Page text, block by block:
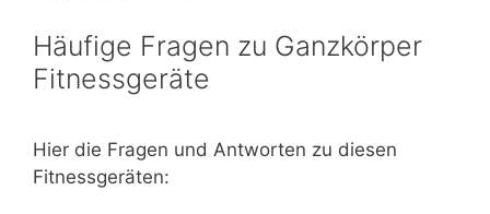
Häufige Fragen zu Ganzkörper
Fitnessgeräte
Hier die Fragen und Antworten zu diesen
Fitnessgeräten: